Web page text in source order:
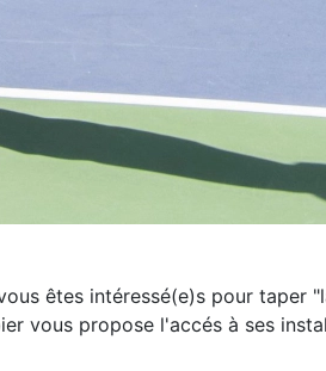
êtes intéressé(e)s pour taper
vous propose l'accés à ses